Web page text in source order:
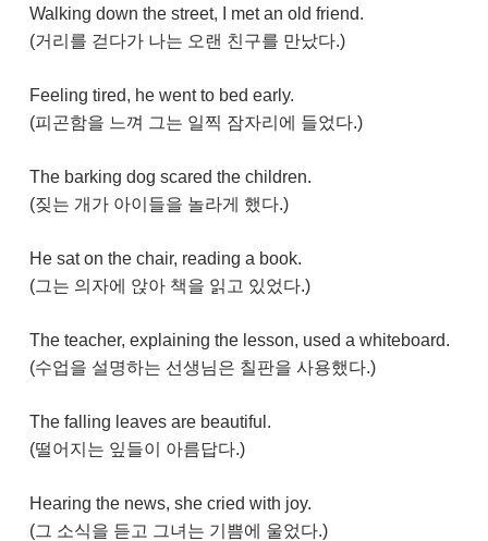
Walking down the street, I met an old friend.
(거리를 걷다가 나는 오랜 친구를 만났다.)
Feeling tired, he went to bed early.
(피곤함을 느껴 그는 일찍 잠자리에 들었다.)
The barking dog scared the children.
(짖는 개가 아이들을 놀라게 했다.)
He sat on the chair, reading a book.
(그는 의자에 앉아 책을 읽고 있었다.)
The teacher, explaining the lesson, used a whiteboard.
(수업을 설명하는 선생님은 칠판을 사용했다.)
The falling leaves are beautiful.
(떨어지는 잎들이 아름답다.)
Hearing the news, she cried with joy.
(그 소식을 듣고 그녀는 기쁨에 울었다.)